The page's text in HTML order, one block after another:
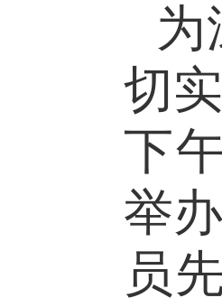
为
切
下
举
员